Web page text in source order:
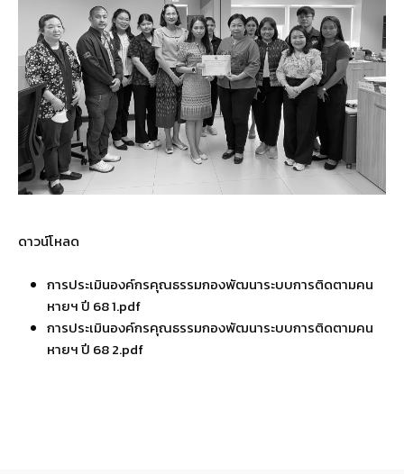
ดาวน์โหลด
การประเมินองค์กรคุณธรรมกองพัฒนาระบบการติดตามคน
หายฯ ปี 68 1.pdf
การประเมินองค์กรคุณธรรมกองพัฒนาระบบการติดตามคน
หายฯ ปี 68 2.pdf